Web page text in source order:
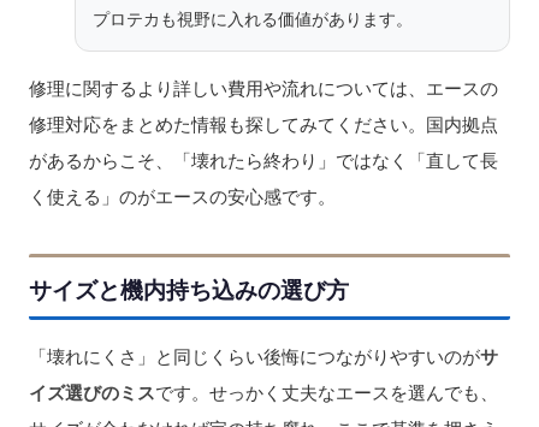
プロテカも視野に入れる価値があります。
修理に関するより詳しい費用や流れについては、エースの
修理対応をまとめた情報も探してみてください。国内拠点
があるからこそ、「壊れたら終わり」ではなく「直して長
く使える」のがエースの安心感です。
サイズと機内持ち込みの選び方
「壊れにくさ」と同じくらい後悔につながりやすいのがサ
イズ選びのミスです。せっかく丈夫なエースを選んでも、